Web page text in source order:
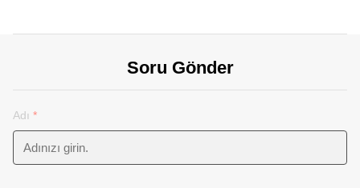
Soru Gönder
Adı *